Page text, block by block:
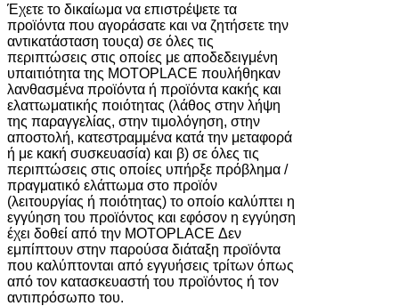
Έχετε το δικαίωμα να επιστρέψετε τα
προϊόντα που αγοράσατε και να ζητήσετε την
αντικατάσταση τουςα) σε όλες τις
περιπτώσεις στις οποίες με αποδεδειγμένη
υπαιτιότητα της MOTOPLACE πουλήθηκαν
λανθασμένα προϊόντα ή προϊόντα κακής και
ελαττωματικής ποιότητας (λάθος στην λήψη
της παραγγελίας, στην τιμολόγηση, στην
αποστολή, κατεστραμμένα κατά την μεταφορά
ή με κακή συσκευασία) και β) σε όλες τις
περιπτώσεις στις οποίες υπήρξε πρόβλημα /
πραγματικό ελάττωμα στο προϊόν
(λειτουργίας ή ποιότητας) το οποίο καλύπτει η
εγγύηση του προϊόντος και εφόσον η εγγύηση
έχει δοθεί από την MOTOPLACE Δεν
εμπίπτουν στην παρούσα διάταξη προϊόντα
που καλύπτονται από εγγυήσεις τρίτων όπως
από τον κατασκευαστή του προϊόντος ή τον
αντιπρόσωπο του.